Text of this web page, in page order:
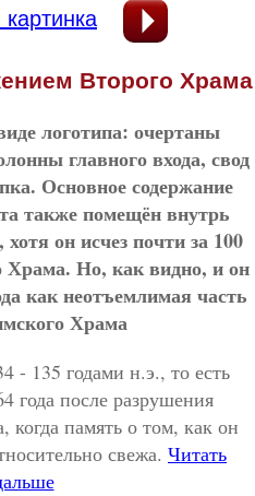
Второго Храма
логотипа: очертаны
главного входа, свод
Основное содержание
также помещён внутрь
он исчез почти за 100
Храма. Но, как видно, и он
как неотъемлимая часть
Храма
- 135 годами н.э., то есть
года после разрушения
когда память о том, как он
свежа. Читать